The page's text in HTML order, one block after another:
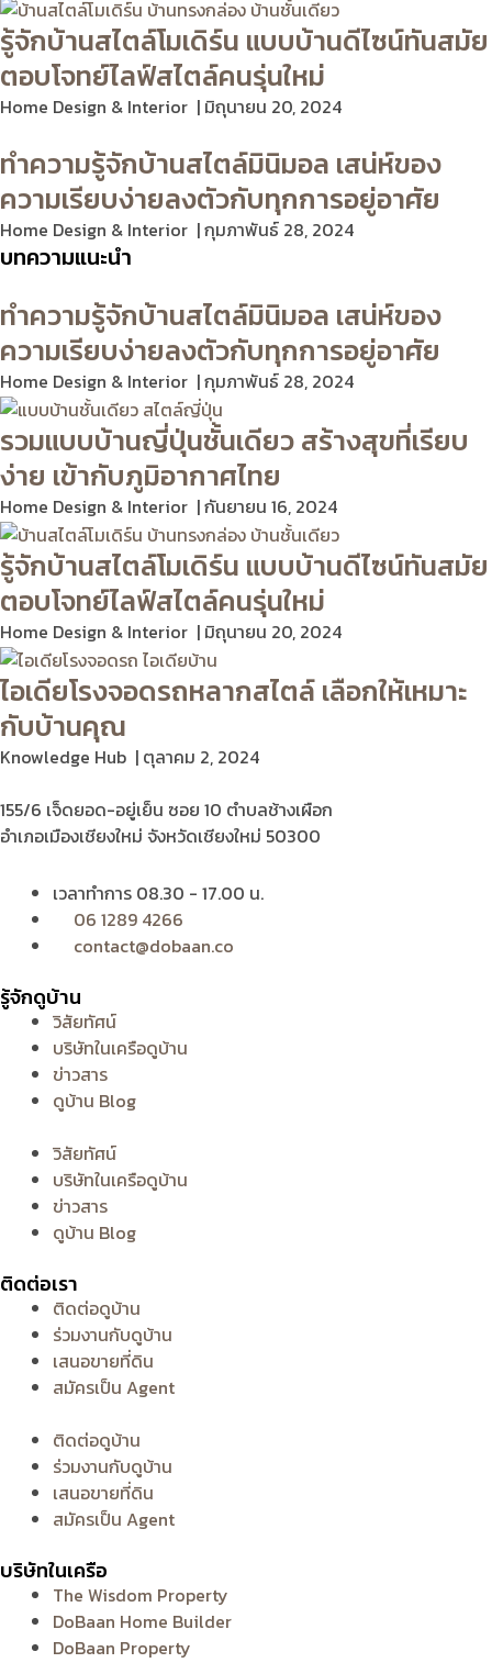
รู้จักบ้านสไตล์โมเดิร์น แบบบ้านดีไซน์ทันสมัย
ตอบโจทย์ไลฟ์สไตล์คนรุ่นใหม่
Home Design & Interior มิถุนายน 20, 2024
ทำความรู้จักบ้านสไตล์มินิมอล เสน่ห์ของ
ความเรียบง่ายลงตัวกับทุกการอยู่อาศัย
Home Design & Interior กุมภาพันธ์ 28, 2024
บทความแนะนำ
ทำความรู้จักบ้านสไตล์มินิมอล เสน่ห์ของ
ความเรียบง่ายลงตัวกับทุกการอยู่อาศัย
Home Design & Interior กุมภาพันธ์ 28, 2024
รวมแบบบ้านญี่ปุ่นชั้นเดียว สร้างสุขที่เรียบ
ง่าย เข้ากับภูมิอากาศไทย
Home Design & Interior กันยายน 16, 2024
รู้จักบ้านสไตล์โมเดิร์น แบบบ้านดีไซน์ทันสมัย
ตอบโจทย์ไลฟ์สไตล์คนรุ่นใหม่
Home Design & Interior มิถุนายน 20, 2024
ไอเดียโรงจอดรถหลากสไตล์ เลือกให้เหมาะ
กับบ้านคุณ
Knowledge Hub
ตุลาคม 2, 2024
155/6 เจ็ดยอด-อยู่เย็น ซอย 10 ตำบลช้างเผือก
อำเภอเมืองเชียงใหม่ จังหวัดเชียงใหม่ 50300
เวลาทำการ 08.30 - 17.00 น.
06 1289 4266
contact@dobaan.co
รู้จักดูบ้าน
วิสัยทัศน์
บริษัทในเครือดูบ้าน
ข่าวสาร
ดูบ้าน Blog
วิสัยทัศน์
บริษัทในเครือดูบ้าน
ข่าวสาร
ดูบ้าน Blog
ติดต่อเรา
ติดต่อดูบ้าน
ร่วมงานกับดูบ้าน
เสนอขายที่ดิน
สมัครเป็น Agent
ติดต่อดูบ้าน
ร่วมงานกับดูบ้าน
เสนอขายที่ดิน
สมัครเป็น Agent
บริษัทในเครือ
The Wisdom Property
DoBaan Home Builder
DoBaan Property